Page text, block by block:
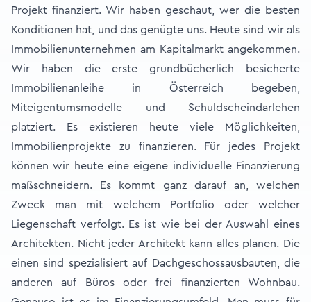
Projekt finanziert. Wir haben geschaut, wer die besten
Konditionen hat, und das genügte uns. Heute sind wir als
Immobilienunternehmen am Kapitalmarkt angekommen.
Wir haben die erste grundbücherlich besicherte
Immobilienanleihe in Österreich begeben,
Miteigentumsmodelle und Schuldscheindarlehen
platziert. Es existieren heute viele Möglichkeiten,
Immobilienprojekte zu finanzieren. Für jedes Projekt
können wir heute eine eigene individuelle Finanzierung
maßschneidern. Es kommt ganz darauf an, welchen
Zweck man mit welchem Portfolio oder welcher
Liegenschaft verfolgt. Es ist wie bei der Auswahl eines
Architekten. Nicht jeder Architekt kann alles planen. Die
einen sind spezialisiert auf Dachgeschossausbauten, die
anderen auf Büros oder frei finanzierten Wohnbau.